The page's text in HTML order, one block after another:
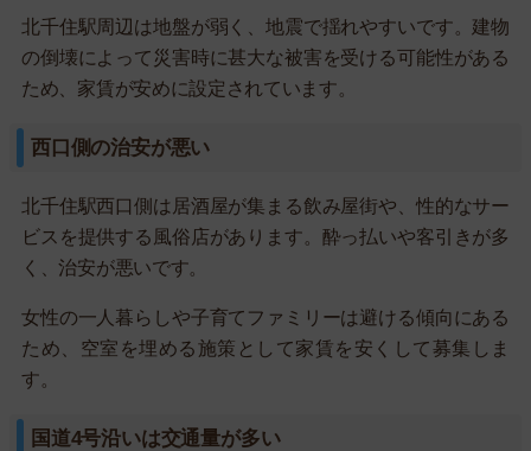
北千住駅周辺は地盤が弱く、地震で揺れやすいです。建物
の倒壊によって災害時に甚大な被害を受ける可能性がある
ため、家賃が安めに設定されています。
西口側の治安が悪い
北千住駅西口側は居酒屋が集まる飲み屋街や、性的なサー
ビスを提供する風俗店があります。酔っ払いや客引きが多
く、治安が悪いです。
女性の一人暮らしや子育てファミリーは避ける傾向にある
ため、空室を埋める施策として家賃を安くして募集しま
す。
国道4号沿いは交通量が多い